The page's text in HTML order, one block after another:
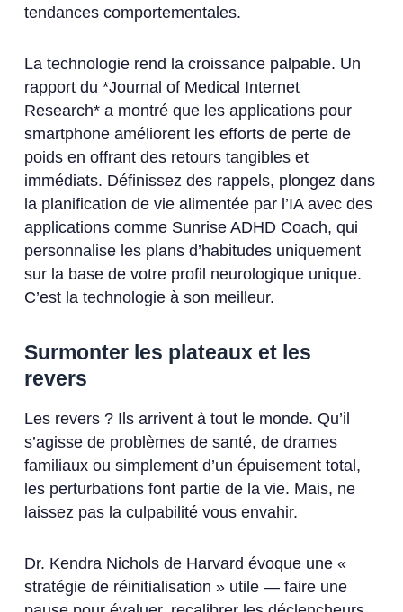
tendances comportementales.
La technologie rend la croissance palpable. Un
rapport du *Journal of Medical Internet
Research* a montré que les applications pour
smartphone améliorent les efforts de perte de
poids en offrant des retours tangibles et
immédiats. Définissez des rappels, plongez dans
la planification de vie alimentée par l’IA avec des
applications comme Sunrise ADHD Coach, qui
personnalise les plans d’habitudes uniquement
sur la base de votre profil neurologique unique.
C’est la technologie à son meilleur.
Surmonter les plateaux et les
revers
Les revers ? Ils arrivent à tout le monde. Qu’il
s’agisse de problèmes de santé, de drames
familiaux ou simplement d’un épuisement total,
les perturbations font partie de la vie. Mais, ne
laissez pas la culpabilité vous envahir.
Dr. Kendra Nichols de Harvard évoque une «
stratégie de réinitialisation » utile — faire une